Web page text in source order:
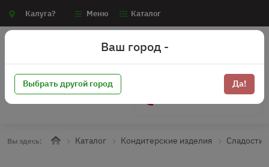
Калуга? Меню Каталог
Вы здесь: Каталог Кондитерские изделия Сладости
Ваш город -
Выбрать другой город Да!